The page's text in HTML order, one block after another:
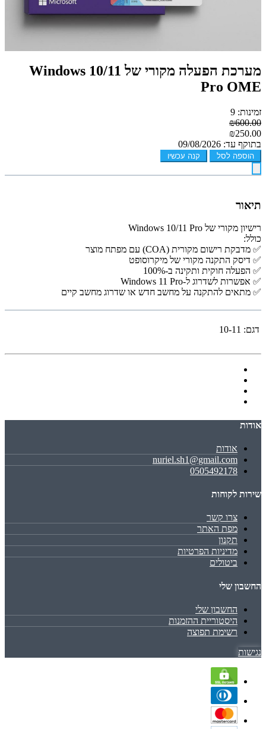
מערכת הפעלה מקורי של Windows 10/11
Pro OME
זמינות: 9
₪600.00
₪250.00
בתוקף עד: 09/08/2026
הוספה לסל קנה עכשיו
תיאור
רישיון מקורי של Windows 10/11 Pro
כולל:
✅ מדבקת רישום מקורית (COA) עם מפתח מוצר
✅ דיסק התקנה מקורי של מיקרוסופט
✅ הפעלה חוקית ותקינה ב-100%
✅ אפשרות לשדרוג ל-Windows 11 Pro
✅ מתאים להתקנה על מחשב חדש או שדרוג מחשב קיים
דגם: 10-11
אודות
אודות
nuriel.sh1@gmail.com
0505492178
שירות לקוחות
צרו קשר
מפת האתר
תקנון
מדיניות הפרטיות
ביטולים
החשבון שלי
החשבון שלי
היסטוריית ההזמנות
רשימת תפוצה
נגישות